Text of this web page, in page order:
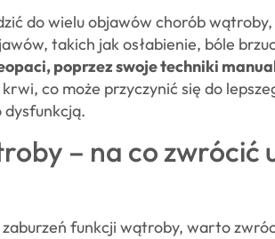
do wielu objawów chorób
takich jak osłabienie, bóle
poprzez swoje techniki
co może przyczynić się do
dysfunkcją.
– na co zwrócić
funkcji wątroby, warto